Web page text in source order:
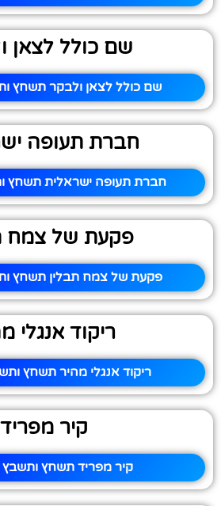
שם כולל לצאן
שם כולל לצאן ולבקר תשחץ
חברת תעופה
חברת תעופה ישראלית תשחץ
פקעת של צמח
פקעת של צמח תבלין תשחץ
ריקוד אנגלי
ריקוד אנגלי מהיר תשחץ
קיר מפריד
קיר מפריד תשחץ ותשבץ